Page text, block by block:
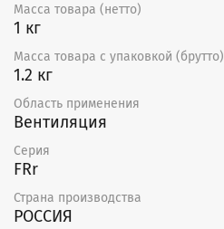
Масса товара (нетто)
1 кг
Масса товара с упаковкой (брутто)
1.2 кг
Область применения
Вентиляция
Серия
FRr
Страна производства
РОССИЯ